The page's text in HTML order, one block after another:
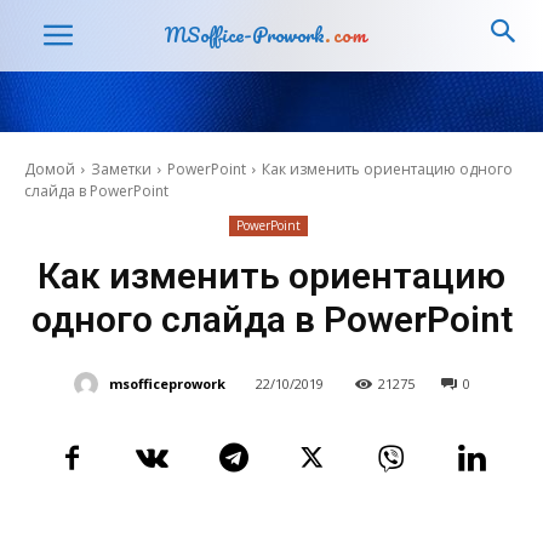
MSoffice-Prowork.com
Домой Заметки PowerPoint
Как изменить ориентацию одного
слайда в PowerPoint
PowerPoint
Как изменить ориентацию
одного слайда в PowerPoint
msofficeprowork 22/10/2019 21275 0